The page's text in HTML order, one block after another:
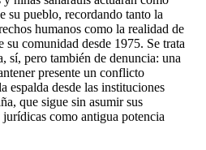
su pueblo, recordando tanto la
humanos como la realidad de
comunidad desde 1975. Se trata
sí, pero también de denuncia: una
presente un conflicto
espalda desde las instituciones
que sigue sin asumir sus
como antigua potencia